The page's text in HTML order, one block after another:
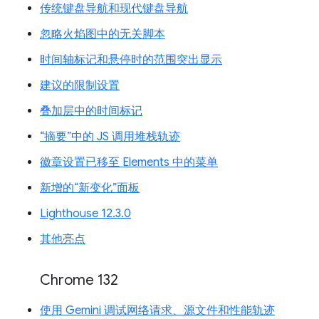
传统键盘导航和现代键盘导航
忽略火焰图中的无关脚本
时间轴标记和悬停时的范围突出显示
建议的限制设置
叠加层中的时间标记
“摘要”中的 JS 调用堆栈轨迹
徽章设置已移至 Elements 中的菜单
新增的“新变化”面板
Lighthouse 12.3.0
其他亮点
Chrome 132
使用 Gemini 调试网络请求、源文件和性能轨迹